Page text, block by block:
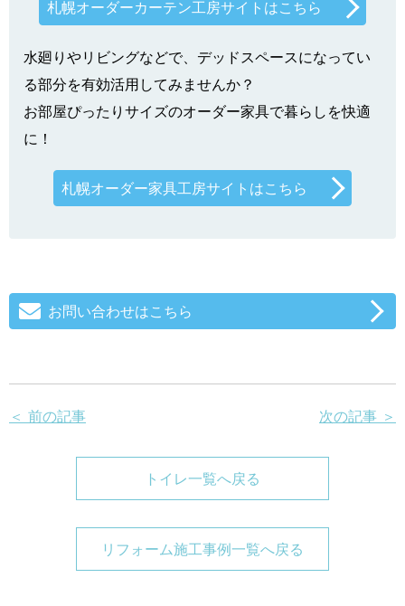
札幌オーダーカーテン工房サイトはこちら
水廻りやリビングなどで、デッドスペースになってい
る部分を有効活用してみませんか？
お部屋ぴったりサイズのオーダー家具で暮らしを快適
に！
札幌オーダー家具工房サイトはこちら
お問い合わせはこちら
＜ 前の記事 次の記事 ＞
トイレ一覧へ戻る
リフォーム施工事例一覧へ戻る